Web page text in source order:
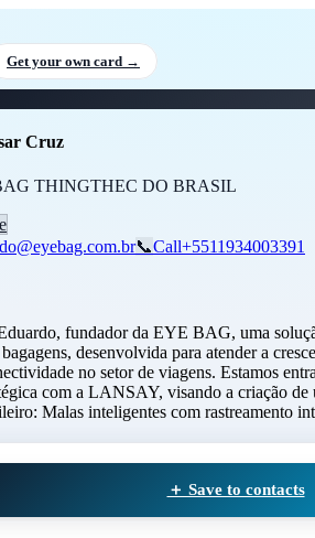
Cesar Cruz
Get your own card →
Cruz
THINGTHEC DO BRASIL
📞Call+5511934003391
fundador da EYE BAG, uma
desenvolvida para atender a
no setor de viagens. Estamos
com a LANSAY, visando a criação
Malas inteligentes com rastreamento
＋ Save to contacts